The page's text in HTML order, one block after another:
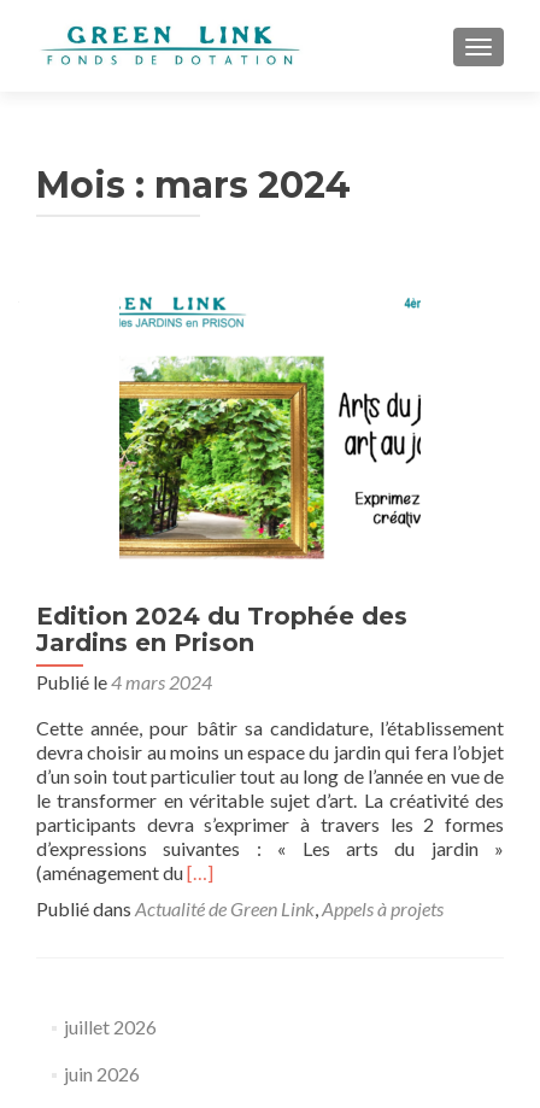
Mois : mars 2024
Edition 2024 du Trophée des
Jardins en Prison
Publié le4 mars 2024
Cette année, pour bâtir sa candidature, l’établissement
devra choisir au moins un espace du jardin qui fera l’objet
d’un soin tout particulier tout au long de l’année en vue de
le transformer en véritable sujet d’art. La créativité des
participants devra s’exprimer à travers les 2 formes
d’expressions suivantes : « Les arts du jardin »
(aménagement duEn
plus
[…]
Publié dans Actualité de Green Link,Appels à projets
juillet 2026
juin 2026